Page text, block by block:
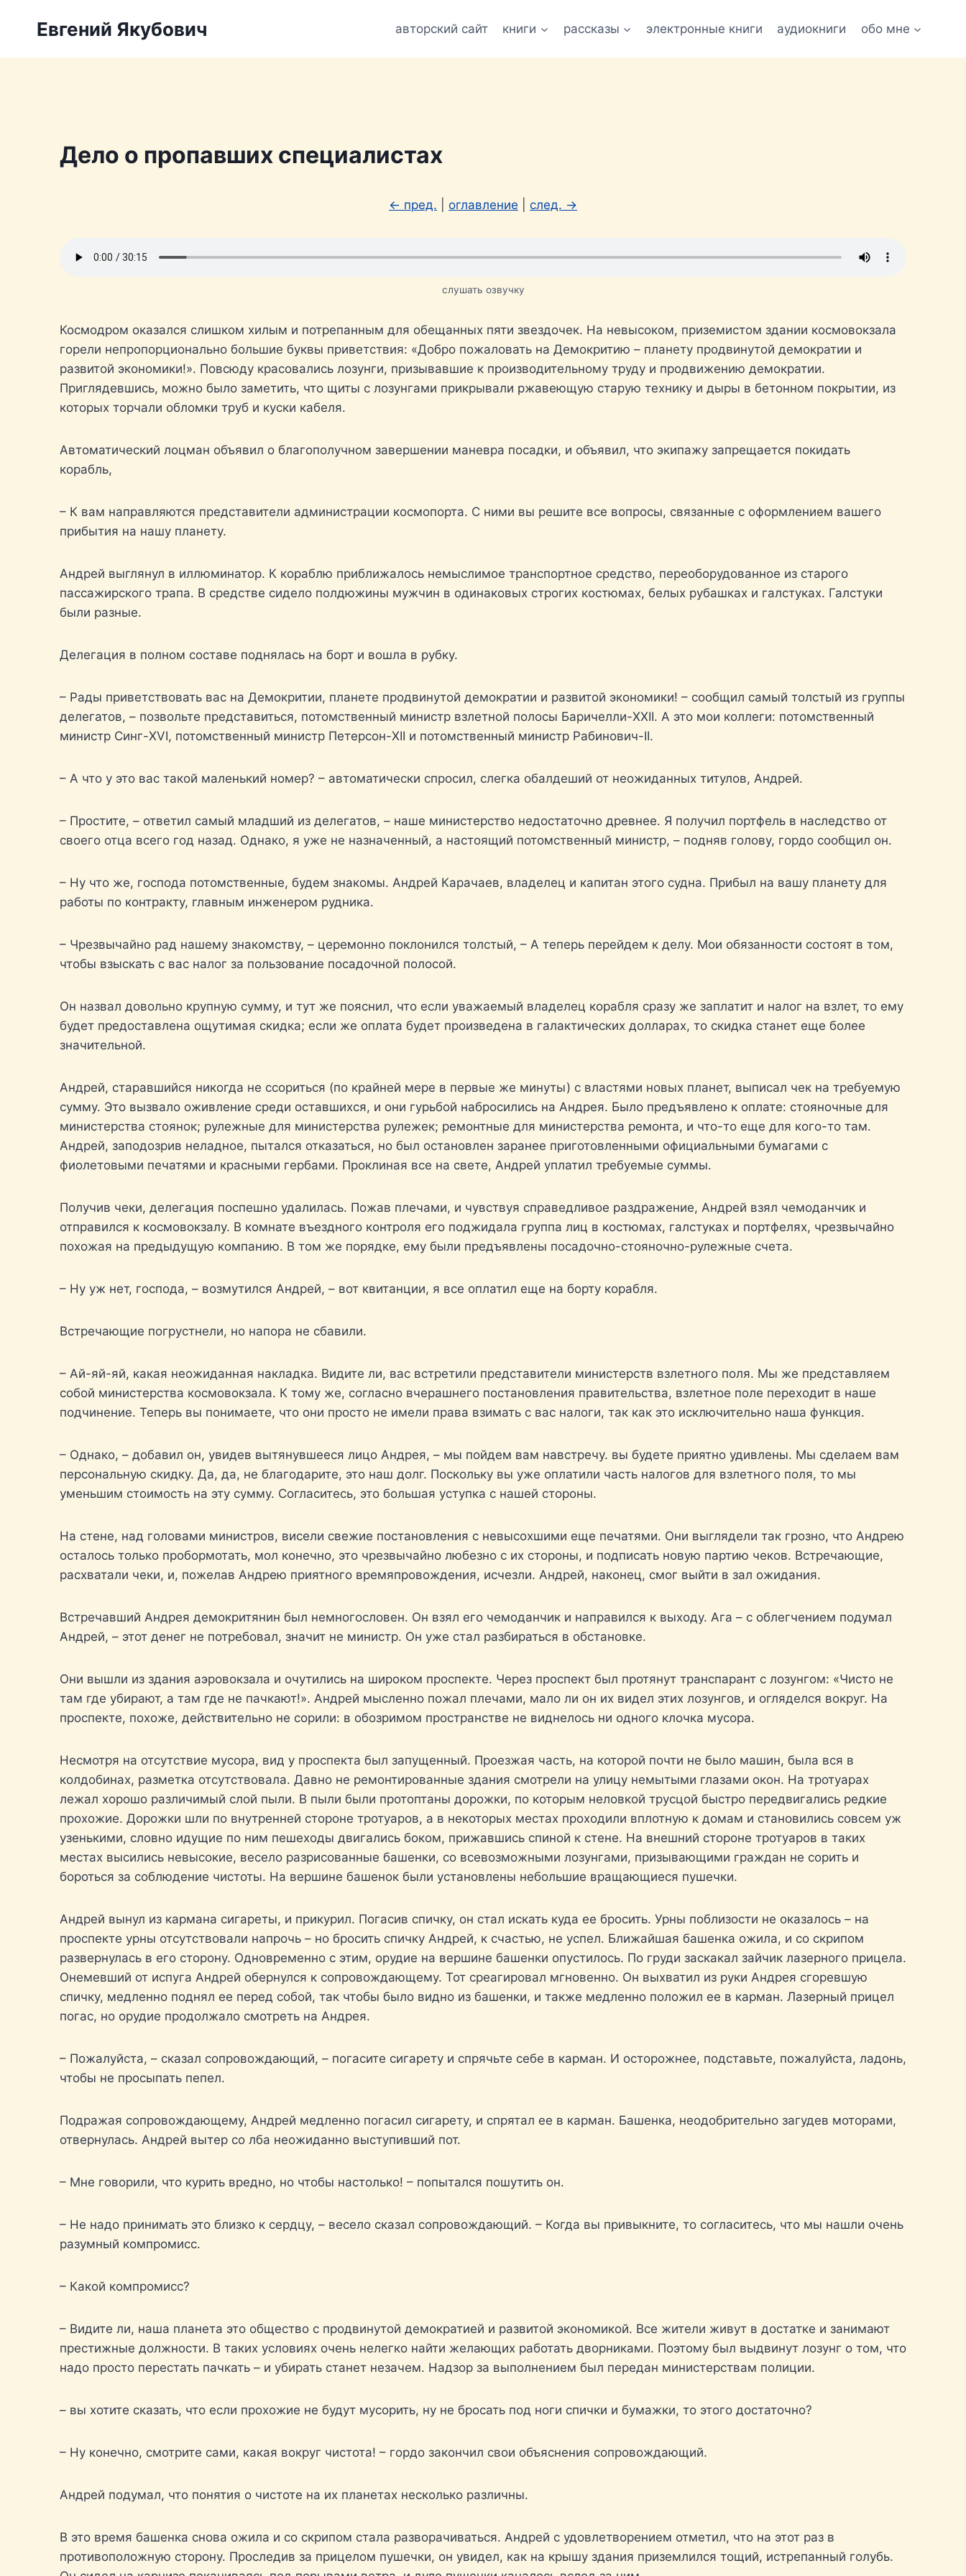
Евгений Якубович авторский сайт книги рассказы электронные книги аудиокниги обо мне
Дело о пропавших специалистах
← пред. оглавление след. →
слушать озвучку
Космодром оказался слишком хилым и потрепанным для обещанных пяти звездочек. На невысоком, приземистом здании космовокзала
горели непропорционально большие буквы приветствия: «Добро пожаловать на Демокритию – планету продвинутой демократии и
развитой экономики!». Повсюду красовались лозунги, призывавшие к производительному труду и продвижению демократии.
Приглядевшись, можно было заметить, что щиты с лозунгами прикрывали ржавеющую старую технику и дыры в бетонном покрытии, из
которых торчали обломки труб и куски кабеля.
Автоматический лоцман объявил о благополучном завершении маневра посадки, и объявил, что экипажу запрещается покидать
корабль,
– К вам направляются представители администрации космопорта. С ними вы решите все вопросы, связанные с оформлением вашего
прибытия на нашу планету.
Андрей выглянул в иллюминатор. К кораблю приближалось немыслимое транспортное средство, переоборудованное из старого
пассажирского трапа. В средстве сидело полдюжины мужчин в одинаковых строгих костюмах, белых рубашках и галстуках. Галстуки
были разные.
Делегация в полном составе поднялась на борт и вошла в рубку.
– Рады приветствовать вас на Демокритии, планете продвинутой демократии и развитой экономики! – сообщил самый толстый из группы
делегатов, – позвольте представиться, потомственный министр взлетной полосы Баричелли-XXII. А это мои коллеги: потомственный
министр Синг-XVI, потомственный министр Петерсон-XII и потомственный министр Рабинович-II.
– А что у это вас такой маленький номер? – автоматически спросил, слегка обалдеший от неожиданных титулов, Андрей.
– Простите, – ответил самый младший из делегатов, – наше министерство недостаточно древнее. Я получил портфель в наследство от
своего отца всего год назад. Однако, я уже не назначенный, а настоящий потомственный министр, – подняв голову, гордо сообщил он.
– Ну что же, господа потомственные, будем знакомы. Андрей Карачаев, владелец и капитан этого судна. Прибыл на вашу планету для
работы по контракту, главным инженером рудника.
– Чрезвычайно рад нашему знакомству, – церемонно поклонился толстый, – А теперь перейдем к делу. Мои обязанности состоят в том,
чтобы взыскать с вас налог за пользование посадочной полосой.
Он назвал довольно крупную сумму, и тут же пояснил, что если уважаемый владелец корабля сразу же заплатит и налог на взлет, то ему
будет предоставлена ощутимая скидка; если же оплата будет произведена в галактических долларах, то скидка станет еще более
значительной.
Андрей, старавшийся никогда не ссориться (по крайней мере в первые же минуты) с властями новых планет, выписал чек на требуемую
сумму. Это вызвало оживление среди оставшихся, и они гурьбой набросились на Андрея. Было предъявлено к оплате: стояночные для
министерства стоянок; рулежные для министерства рулежек; ремонтные для министерства ремонта, и что-то еще для кого-то там.
Андрей, заподозрив неладное, пытался отказаться, но был остановлен заранее приготовленными официальными бумагами с
фиолетовыми печатями и красными гербами. Проклиная все на свете, Андрей уплатил требуемые суммы.
Получив чеки, делегация поспешно удалилась. Пожав плечами, и чувствуя справедливое раздражение, Андрей взял чемоданчик и
отправился к космовокзалу. В комнате въездного контроля его поджидала группа лиц в костюмах, галстуках и портфелях, чрезвычайно
похожая на предыдущую компанию. В том же порядке, ему были предъявлены посадочно-стояночно-рулежные счета.
– Ну уж нет, господа, – возмутился Андрей, – вот квитанции, я все оплатил еще на борту корабля.
Встречающие погрустнели, но напора не сбавили.
– Ай-яй-яй, какая неожиданная накладка. Видите ли, вас встретили представители министерств взлетного поля. Мы же представляем
собой министерства космовокзала. К тому же, согласно вчерашнего постановления правительства, взлетное поле переходит в наше
подчинение. Теперь вы понимаете, что они просто не имели права взимать с вас налоги, так как это исключительно наша функция.
– Однако, – добавил он, увидев вытянувшееся лицо Андрея, – мы пойдем вам навстречу. вы будете приятно удивлены. Мы сделаем вам
персональную скидку. Да, да, не благодарите, это наш долг. Поскольку вы уже оплатили часть налогов для взлетного поля, то мы
уменьшим стоимость на эту сумму. Согласитесь, это большая уступка с нашей стороны.
На стене, над головами министров, висели свежие постановления с невысохшими еще печатями. Они выглядели так грозно, что Андрею
осталось только пробормотать, мол конечно, это чрезвычайно любезно с их стороны, и подписать новую партию чеков. Встречающие,
расхватали чеки, и, пожелав Андрею приятного времяпровождения, исчезли. Андрей, наконец, смог выйти в зал ожидания.
Встречавший Андрея демокритянин был немногословен. Он взял его чемоданчик и направился к выходу. Ага – с облегчением подумал
Андрей, – этот денег не потребовал, значит не министр. Он уже стал разбираться в обстановке.
Они вышли из здания аэровокзала и очутились на широком проспекте. Через проспект был протянут транспарант с лозунгом: «Чисто не
там где убирают, а там где не пачкают!». Андрей мысленно пожал плечами, мало ли он их видел этих лозунгов, и огляделся вокруг. На
проспекте, похоже, действительно не сорили: в обозримом пространстве не виднелось ни одного клочка мусора.
Несмотря на отсутствие мусора, вид у проспекта был запущенный. Проезжая часть, на которой почти не было машин, была вся в
колдобинах, разметка отсутствовала. Давно не ремонтированные здания смотрели на улицу немытыми глазами окон. На тротуарах
лежал хорошо различимый слой пыли. В пыли были протоптаны дорожки, по которым неловкой трусцой быстро передвигались редкие
прохожие. Дорожки шли по внутренней стороне тротуаров, а в некоторых местах проходили вплотную к домам и становились совсем уж
узенькими, словно идущие по ним пешеходы двигались боком, прижавшись спиной к стене. На внешний стороне тротуаров в таких
местах высились невысокие, весело разрисованные башенки, со всевозможными лозунгами, призывающими граждан не сорить и
бороться за соблюдение чистоты. На вершине башенок были установлены небольшие вращающиеся пушечки.
Андрей вынул из кармана сигареты, и прикурил. Погасив спичку, он стал искать куда ее бросить. Урны поблизости не оказалось – на
проспекте урны отсутствовали напрочь – но бросить спичку Андрей, к счастью, не успел. Ближайшая башенка ожила, и со скрипом
развернулась в его сторону. Одновременно с этим, орудие на вершине башенки опустилось. По груди заскакал зайчик лазерного прицела.
Онемевший от испуга Андрей обернулся к сопровождающему. Тот среагировал мгновенно. Он выхватил из руки Андрея сгоревшую
спичку, медленно поднял ее перед собой, так чтобы было видно из башенки, и также медленно положил ее в карман. Лазерный прицел
погас, но орудие продолжало смотреть на Андрея.
– Пожалуйста, – сказал сопровождающий, – погасите сигарету и спрячьте себе в карман. И осторожнее, подставьте, пожалуйста, ладонь,
чтобы не просыпать пепел.
Подражая сопровождающему, Андрей медленно погасил сигарету, и спрятал ее в карман. Башенка, неодобрительно загудев моторами,
отвернулась. Андрей вытер со лба неожиданно выступивший пот.
– Мне говорили, что курить вредно, но чтобы настолько! – попытался пошутить он.
– Не надо принимать это близко к сердцу, – весело сказал сопровождающий. – Когда вы привыкните, то согласитесь, что мы нашли очень
разумный компромисс.
– Какой компромисс?
– Видите ли, наша планета это общество с продвинутой демократией и развитой экономикой. Все жители живут в достатке и занимают
престижные должности. В таких условиях очень нелегко найти желающих работать дворниками. Поэтому был выдвинут лозунг о том, что
надо просто перестать пачкать – и убирать станет незачем. Надзор за выполнением был передан министерствам полиции.
– вы хотите сказать, что если прохожие не будут мусорить, ну не бросать под ноги спички и бумажки, то этого достаточно?
– Ну конечно, смотрите сами, какая вокруг чистота! – гордо закончил свои объяснения сопровождающий.
Андрей подумал, что понятия о чистоте на их планетах несколько различны.
В это время башенка снова ожила и со скрипом стала разворачиваться. Андрей с удовлетворением отметил, что на этот раз в
противоположную сторону. Проследив за прицелом пушечки, он увидел, как на крышу здания приземлился тощий, истрепанный голубь.